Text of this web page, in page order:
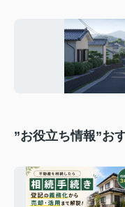
”お役立ち情報”お